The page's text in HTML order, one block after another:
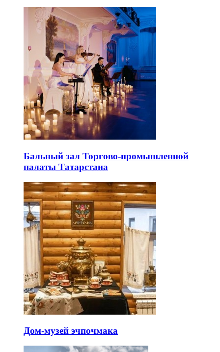
Бальный зал Торгово-промышленной
палаты Татарстана
Дом-музей эчпочмака